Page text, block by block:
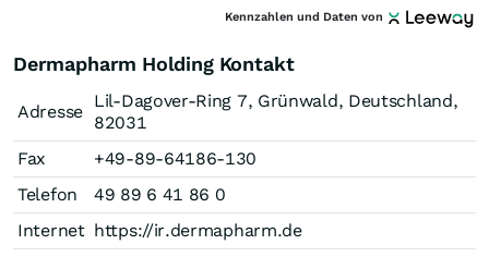
Kennzahlen und Daten von
Dermapharm Holding Kontakt
Adresse
Lil-Dagover-Ring 7, Grünwald, Deutschland,
82031
Fax
+49-89-64186-130
Telefon
49 89 6 41 86 0
Internet https://ir.dermapharm.de